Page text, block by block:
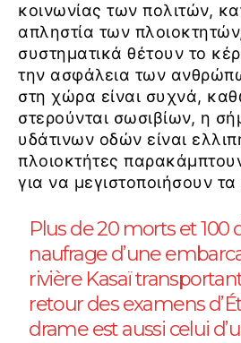
κοινωνίας των πολιτών,
απληστία των
συστηματικά θέτουν το
την ασφάλεια των
στη χώρα είναι συχνά,
στερούνται σωσιβίων, η
υδάτινων οδών είναι
πλοιοκτήτες
για να μεγιστοποιήσουν
Plus de 20 morts et 100
naufrage d’une
rivière Kasaï
retour des examens
drame est aussi celui